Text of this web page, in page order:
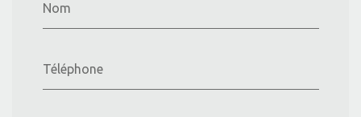
Nom
Téléphone